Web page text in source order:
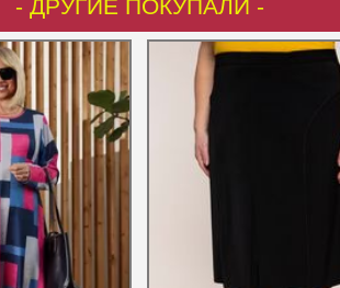
- ДРУГИЕ ПОКУПАЛИ -